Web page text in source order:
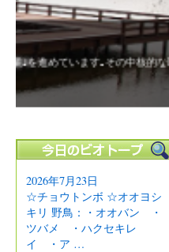
廃棄物埋立地からビオト
廃棄物の埋め立て後に出来た
きた卵がかえり､メダカが誕
ヒなど希少な生物も見られまし
2026年7月23日
☆チョウトンボ ☆オオヨシ
キリ 野鳥：・オオバン ・
ツバメ ・ハクセキレ
イ ・ア …